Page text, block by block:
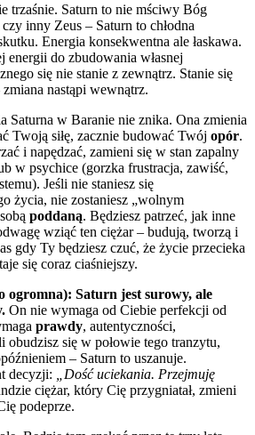
trzaśnie. Saturn to nie mściwy Bóg
inny Zeus – Saturn to chłodna
Energia konsekwentna ale łaskawa.
energii do zbudowania własnej
się nie stanie z zewnątrz. Stanie się
nastąpi wewnątrz.
Saturna w Baranie nie znika. Ona zmienia
Twoją siłę, zacznie budować Twój opór.
i napędzać, zamieni się w stan zapalny
w psychice (gorzka frustracja, zawiść,
Jeśli nie staniesz się
życia, nie zostaniesz „wolnym
poddaną. Będziesz patrzeć, jak inne
wziąć ten ciężar – budują, tworzą i
gdy Ty będziesz czuć, że życie przecieka
się coraz ciaśniejszy.
ogromna): Saturn jest surowy, ale
On nie wymaga od Ciebie perfekcji od
prawdy, autentyczności,
obudzisz się w połowie tego tranzytu,
– Saturn to uszanuje.
decyzji:
„Dość uciekania. Przejmuję
ciężar, który Cię przygniatał, zmieni
podeprze.